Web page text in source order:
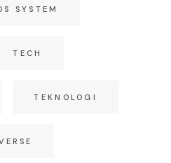
SYSTEM
TECH
TEKNOLOGI